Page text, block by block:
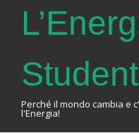
Perché il mondo cambia e
l'Energia!